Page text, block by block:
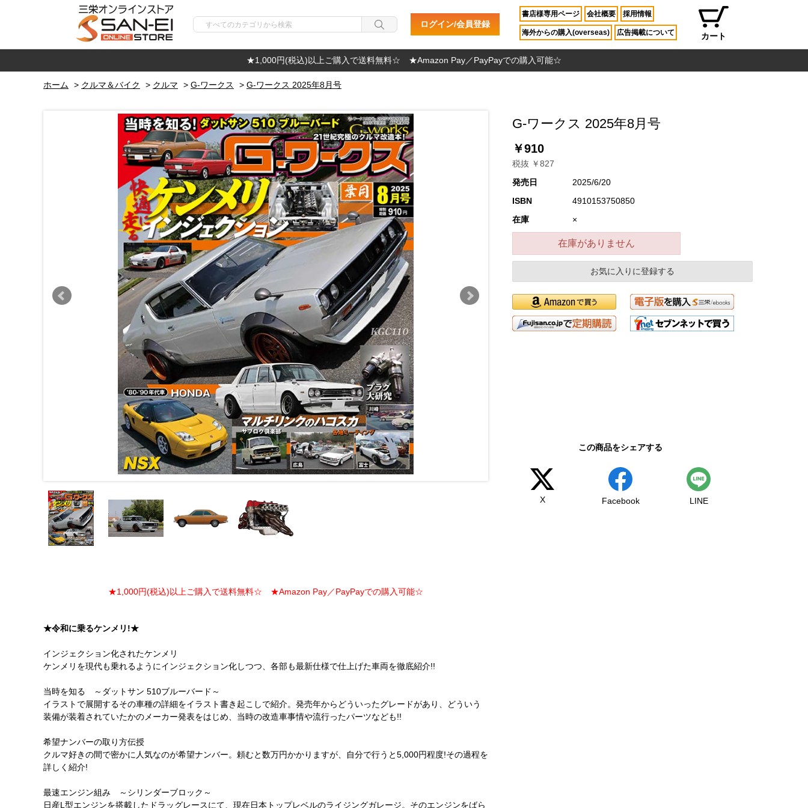
ログイン/会員登録
書店様専用ページ 会社概要 採用情報
海外からの購入(overseas) 広告掲載について カート
★1,000円(税込)以上ご購入で送料無料☆ ★Amazon Pay／PayPayでの購入可能☆
ホーム > クルマ＆バイク > クルマ > G-ワークス > G-ワークス 2025年8月号
★1,000円(税込)以上ご購入で送料無料☆ ★Amazon Pay／PayPayでの購入可能☆
★令和に乗るケンメリ!★
インジェクション化されたケンメリ
ケンメリを現代も乗れるようにインジェクション化しつつ、各部も最新仕様で仕上げた車両を徹底紹介!!
当時を知る ～ダットサン 510ブルーバード～
イラストで展開するその車種の詳細をイラスト書き起こしで紹介。発売年からどういったグレードがあり、どういう
装備が装着されていたかのメーカー発表をはじめ、当時の改造車事情や流行ったパーツなども!!
希望ナンバーの取り方伝授
クルマ好きの間で密かに人気なのが希望ナンバー。頼むと数万円かかりますが、自分で行うと5,000円程度!その過程を
詳しく紹介!
最速エンジン組み ～シリンダーブロック～
日産L型エンジンを搭載したドラッグレースにて、現在日本トップレベルのライジングガレージ。そのエンジンをばら
G-ワークス 2025年8月号
￥910
税抜 ￥827
発売日
2025/6/20
ISBN
4910153750850
在庫
×
在庫がありません
お気に入りに登録する
この商品をシェアする
X Facebook LINE